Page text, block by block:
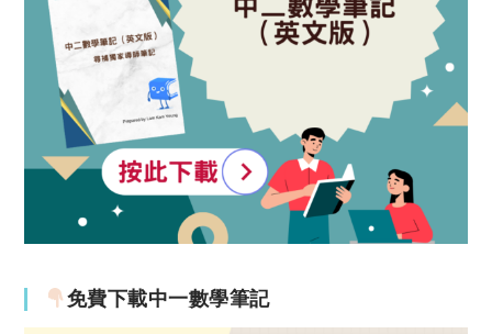
免費下載中一數學筆記